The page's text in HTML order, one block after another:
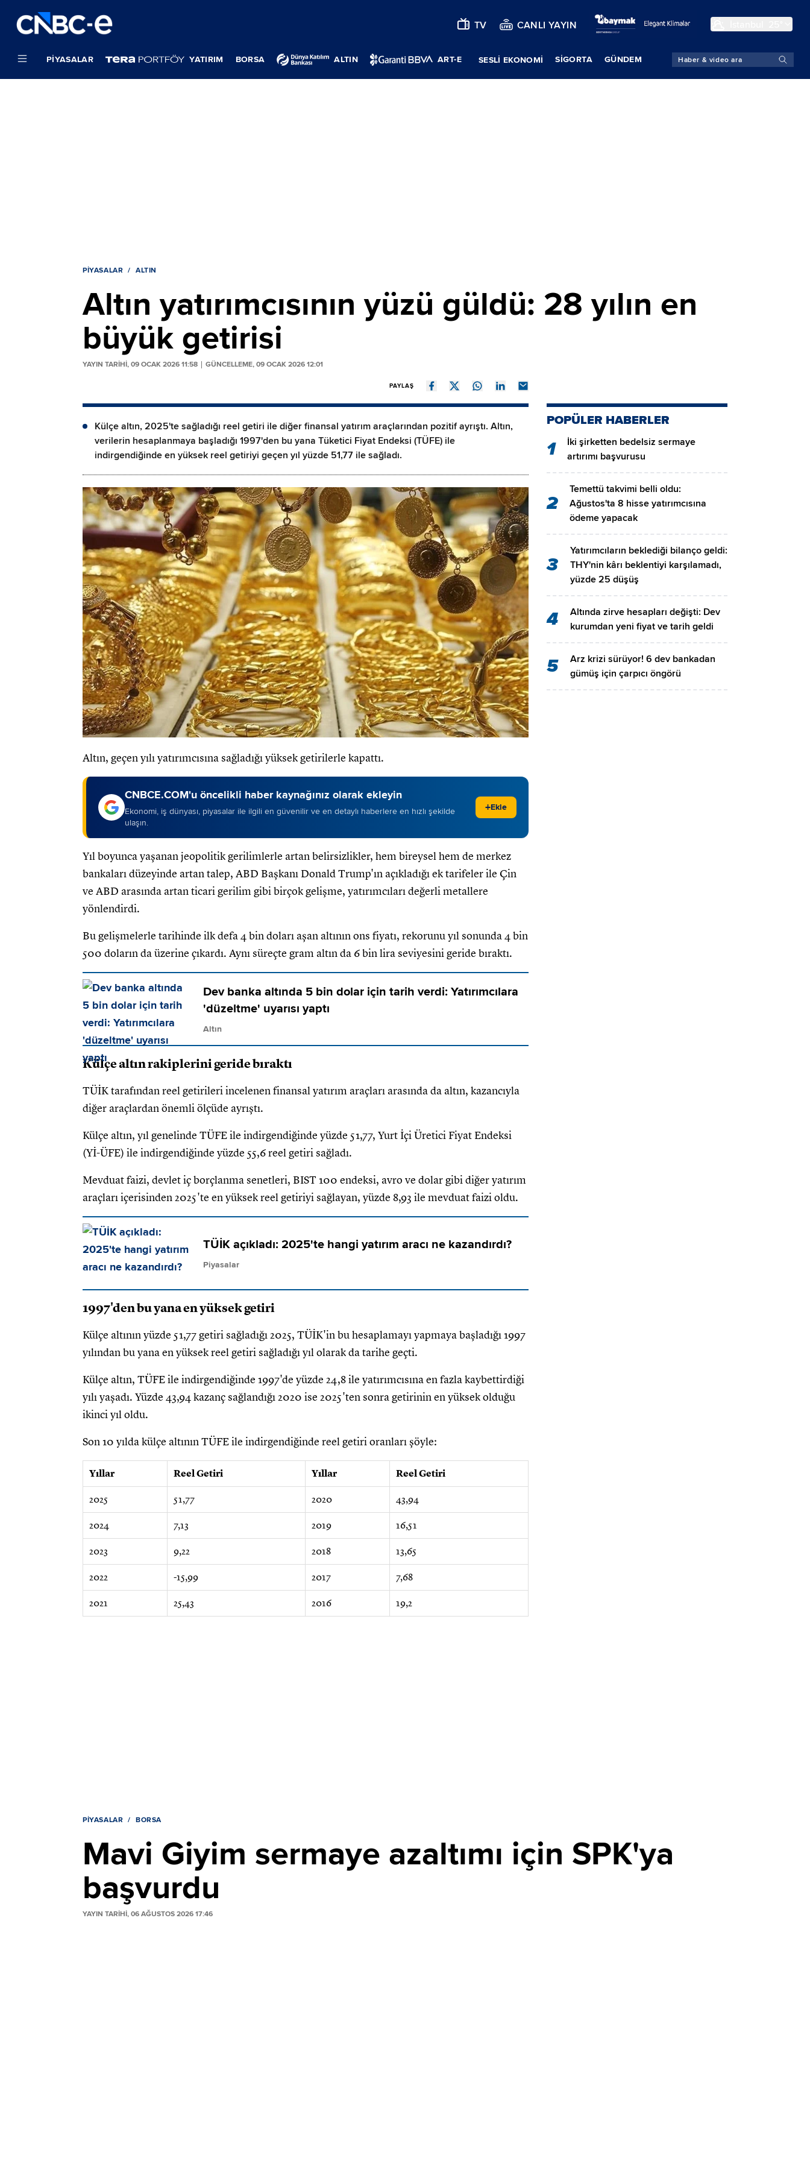
TV CANLI YAYIN
PIYASALAR YATIRIM BORSA ALTIN ART-E SESLİ EKONOMİ SIGORTA GÜNDEM
PIYASALAR ALTIN
Altın yatırımcısının yüzü güldü: 28 yılın en
büyük getirisi
YAYIN TARİHİ, 09 OCAK 2026 11:58 GÜNCELLEME, 09 OCAK 2026 12:01
PAYLAŞ
Külçe altın, 2025'te sağladığı reel getiri ile diğer finansal yatırım araçlarından pozitif ayrıştı. Altın,
verilerin hesaplanmaya başladığı 1997'den bu yana Tüketici Fiyat Endeksi (TÜFE) ile
indirgendiğinde en yüksek reel getiriyi geçen yıl yüzde 51,77 ile sağladı.
Altın, geçen yılı yatırımcısına sağladığı yüksek getirilerle kapattı.
CNBCE.COM'u öncelikli haber kaynağınız olarak ekleyin
Ekonomi, iş dünyası, piyasalar ile ilgili en güvenilir ve en detaylı haberlere en hızlı şekilde
ulaşın.
+Ekle
Yıl boyunca yaşanan jeopolitik gerilimlerle artan belirsizlikler, hem bireysel hem de merkez
bankaları düzeyinde artan talep, ABD Başkanı Donald Trump'ın açıkladığı ek tarifeler ile Çin
ve ABD arasında artan ticari gerilim gibi birçok gelişme, yatırımcıları değerli metallere
yönlendirdi.
Bu gelişmelerle tarihinde ilk defa 4 bin doları aşan altının ons fiyatı, rekorunu yıl sonunda 4 bin
500 doların da üzerine çıkardı. Aynı süreçte gram altın da 6 bin lira seviyesini geride bıraktı.
Dev banka altında 5 bin dolar için tarih verdi: Yatırımcılara
'düzeltme' uyarısı yaptı
Altın
Külçe altın rakiplerini geride bıraktı
TÜİK tarafından reel getirileri incelenen finansal yatırım araçları arasında da altın, kazancıyla
diğer araçlardan önemli ölçüde ayrıştı.
Külçe altın, yıl genelinde TÜFE ile indirgendiğinde yüzde 51,77, Yurt İçi Üretici Fiyat Endeksi
(Yİ-ÜFE) ile indirgendiğinde yüzde 55,6 reel getiri sağladı.
Mevduat faizi, devlet iç borçlanma senetleri, BIST 100 endeksi, avro ve dolar gibi diğer yatırım
araçları içerisinden 2025'te en yüksek reel getiriyi sağlayan, yüzde 8,93 ile mevduat faizi oldu.
TÜİK açıkladı: 2025'te hangi yatırım aracı ne kazandırdı?
Piyasalar
1997'den bu yana en yüksek getiri
Külçe altının yüzde 51,77 getiri sağladığı 2025, TÜİK'in bu hesaplamayı yapmaya başladığı 1997
yılından bu yana en yüksek reel getiri sağladığı yıl olarak da tarihe geçti.
Külçe altın, TÜFE ile indirgendiğinde 1997'de yüzde 24,8 ile yatırımcısına en fazla kaybettirdiği
yılı yaşadı. Yüzde 43,94 kazanç sağlandığı 2020 ise 2025'ten sonra getirinin en yüksek olduğu
ikinci yıl oldu.
Son 10 yılda külçe altının TÜFE ile indirgendiğinde reel getiri oranları şöyle:
Yıllar Reel Getiri Yıllar Reel Getiri
2025 51,77 2020 43,94
2024 7,13 2019 16,51
2023 9,22 2018 13,65
2022 -15,99 2017 7,68
2021 25,43 2016 19,2
POPÜLER HABERLER
1
İki şirketten bedelsiz sermaye
artırımı başvurusu
2
Temettü takvimi belli oldu:
Ağustos'ta 8 hisse yatırımcısına
ödeme yapacak
3
Yatırımcıların beklediği bilanço geldi:
THY'nin kârı beklentiyi karşılamadı,
yüzde 25 düşüş
4
Altında zirve hesapları değişti: Dev
kurumdan yeni fiyat ve tarih geldi
5
Arz krizi sürüyor! 6 dev bankadan
gümüş için çarpıcı öngörü
PIYASALAR BORSA
Mavi Giyim sermaye azaltımı için SPK'ya
başvurdu
YAYIN TARİHİ, 06 AĞUSTOS 2026 17:46